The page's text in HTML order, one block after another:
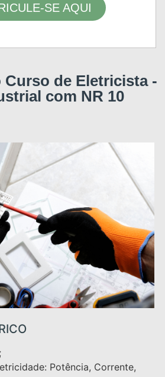
SE AQUI
de Eletricista -
com NR 10
Potência, Corrente,